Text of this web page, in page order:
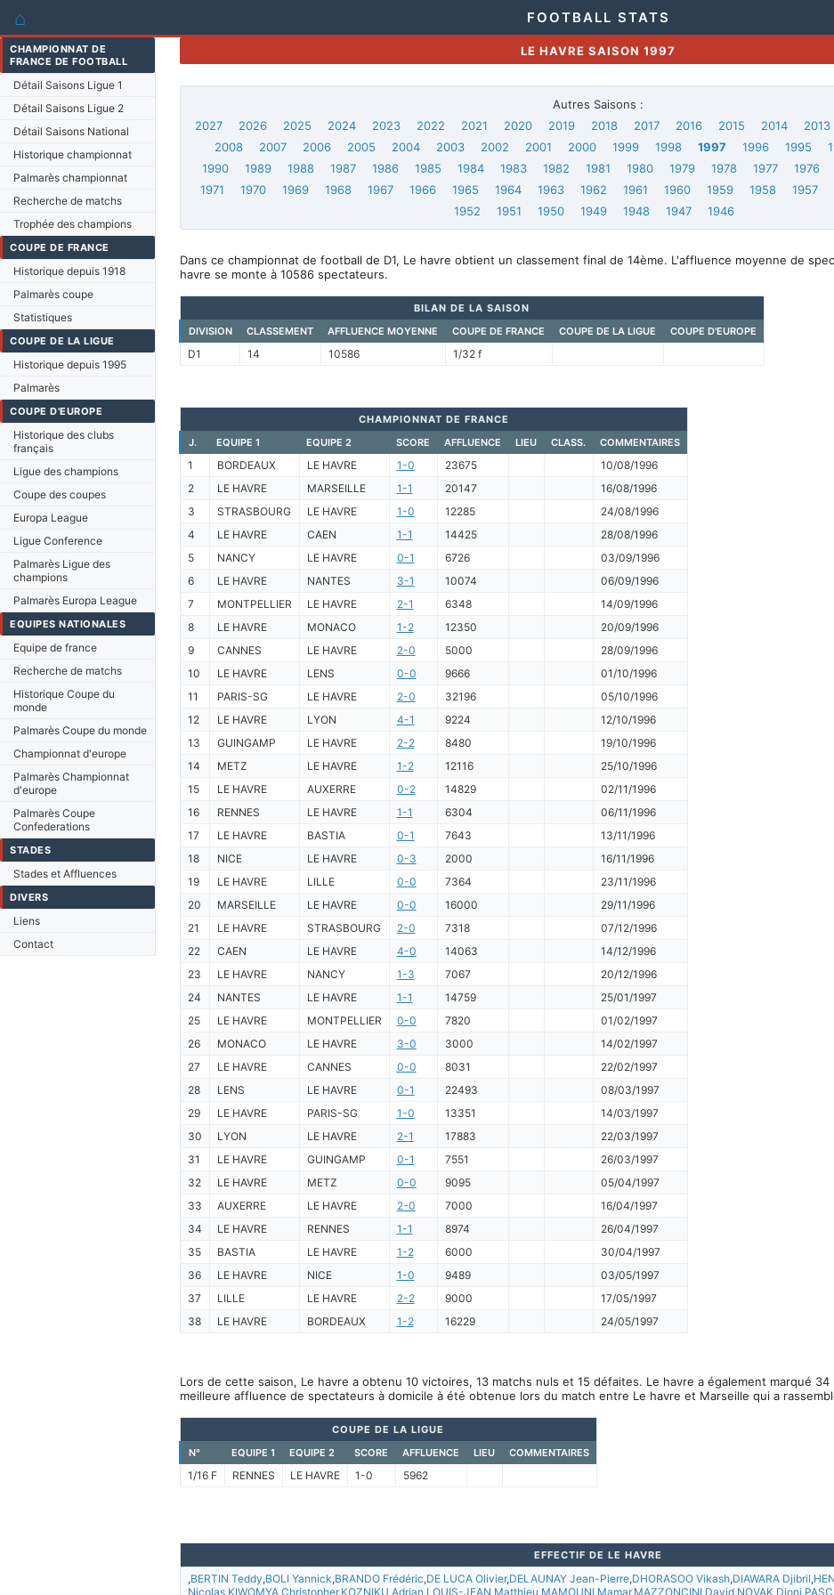
⌂ FOOTBALL STATS
CHAMPIONNAT DE
FRANCE DE FOOTBALL
Détail Saisons Ligue 1
Détail Saisons Ligue 2
Détail Saisons National
Historique championnat
Palmarès championnat
Recherche de matchs
Trophée des champions
COUPE DE FRANCE
Historique depuis 1918
Palmarès coupe
Statistiques
COUPE DE LA LIGUE
Historique depuis 1995
Palmarès
COUPE D'EUROPE
Historique des clubs
français
Ligue des champions
Coupe des coupes
Europa League
Ligue Conference
Palmarès Ligue des
champions
Palmarès Europa League
EQUIPES NATIONALES
Equipe de france
Recherche de matchs
Historique Coupe du
monde
Palmarès Coupe du monde
Championnat d'europe
Palmarès Championnat
d'europe
Palmarès Coupe
Confederations
STADES
Stades et Affluences
DIVERS
Liens
Contact
LE HAVRE SAISON 1997
Autres Saisons :
2027
2026 2025 2024 2023 2022 2021 2020 2019 2018 2017 2016 2015 2014 2013
2008
2007 2006 2005 2004 2003 2002 2001 2000 1999 1998 1997 1996 1995
1990
1989 1988 1987 1986 1985 1984 1983 1982 1981 1980 1979 1978 1977 1976
1971
1970 1969 1968 1967 1966 1965 1964 1963 1962 1961 1960 1959 1958 1957
1952
1951 1950 1949 1948 1947 1946
Dans ce championnat de football de D1, Le havre obtient un classement final de 14ème. L'affluence moyenne de
havre se monte à 10586 spectateurs.
BILAN DE LA SAISON
DIVISION
CLASSEMENT AFFLUENCE MOYENNE COUPE DE FRANCE COUPE DE LA LIGUE COUPE D'EUROPE
D1 14 10586 1/32 f
CHAMPIONNAT DE FRANCE
J.
EQUIPE 1 EQUIPE 2 SCORE AFFLUENCE LIEU CLASS. COMMENTAIRES
1 BORDEAUX LE HAVRE 1-0 23675
10/08/1996
2
LE HAVRE MARSEILLE 1-1 20147
16/08/1996
3
STRASBOURG LE HAVRE 1-0 12285
24/08/1996
4
LE HAVRE CAEN 1-1 14425
28/08/1996
5
NANCY LE HAVRE 0-1 6726
03/09/1996
6
LE HAVRE NANTES 3-1 10074
06/09/1996
7
MONTPELLIER LE HAVRE 2-1 6348
14/09/1996
8
LE HAVRE MONACO 1-2 12350
20/09/1996
9
CANNES LE HAVRE 2-0 5000
28/09/1996
10
LE HAVRE LENS 0-0 9666
01/10/1996
11
PARIS-SG LE HAVRE 2-0 32196
05/10/1996
12
LE HAVRE LYON 4-1 9224
12/10/1996
13
GUINGAMP LE HAVRE 2-2 8480
19/10/1996
14
METZ LE HAVRE 1-2 12116
25/10/1996
15
LE HAVRE AUXERRE 0-2 14829
02/11/1996
16
RENNES LE HAVRE 1-1 6304
06/11/1996
17
LE HAVRE BASTIA 0-1 7643
13/11/1996
18
NICE LE HAVRE 0-3 2000
16/11/1996
19
LE HAVRE LILLE 0-0 7364
23/11/1996
20
MARSEILLE LE HAVRE 0-0 16000
29/11/1996
21
LE HAVRE STRASBOURG 2-0 7318
07/12/1996
22
CAEN LE HAVRE 4-0 14063
14/12/1996
23
LE HAVRE NANCY 1-3 7067
20/12/1996
24
NANTES LE HAVRE 1-1 14759
25/01/1997
25
LE HAVRE MONTPELLIER 0-0 7820
01/02/1997
26
MONACO LE HAVRE 3-0 3000
14/02/1997
27
LE HAVRE CANNES 0-0 8031
22/02/1997
28
LENS LE HAVRE 0-1 22493
08/03/1997
29
LE HAVRE PARIS-SG 1-0 13351
14/03/1997
30
LYON LE HAVRE 2-1 17883
22/03/1997
31
LE HAVRE GUINGAMP 0-1 7551
26/03/1997
32
LE HAVRE METZ 0-0 9095
05/04/1997
33
AUXERRE LE HAVRE 2-0 7000
16/04/1997
34
LE HAVRE RENNES 1-1 8974
26/04/1997
35
BASTIA LE HAVRE 1-2 6000
30/04/1997
36
LE HAVRE NICE 1-0 9489
03/05/1997
37
LILLE LE HAVRE 2-2 9000
17/05/1997
38
LE HAVRE BORDEAUX 1-2 16229 24/05/1997
Lors de cette saison, Le havre a obtenu 10 victoires, 13 matchs nuls et 15 défaites. Le havre a également marqué
meilleure affluence de spectateurs à domicile à été obtenue lors du match entre Le havre et Marseille qui a
COUPE DE LA LIGUE
N°
EQUIPE 1 EQUIPE 2 SCORE AFFLUENCE LIEU COMMENTAIRES
1/16 F RENNES LE HAVRE 1-0 5962
EFFECTIF DE LE HAVRE
,BERTIN Teddy,BOLI Yannick,BRANDO Frédéric,DE LUCA Olivier,DELAUNAY Jean-Pierre,DHORASOO Vikash,DIAWARA Djibril,
Nicolas,KIWOMYA Christopher,KOZNIKU Adrian,LOUIS-JEAN Matthieu,MAMOUNI Mamar,MAZZONCINI David,NOVAK Djoni,